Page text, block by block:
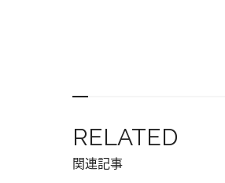
RELATED
関連記事